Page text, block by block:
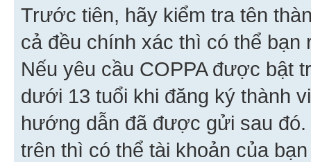
Trước tiên, hãy kiểm tra tên
cả đều chính xác thì có thể
Nếu yêu cầu COPPA được bật
dưới 13 tuổi khi đăng ký thành
hướng dẫn đã được gửi sau
trên thì có thể tài khoản của